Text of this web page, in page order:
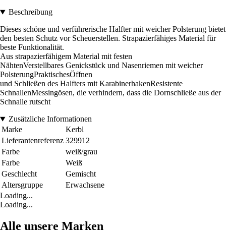
Beschreibung
Dieses schöne und verführerische Halfter mit weicher Polsterung bietet
den besten Schutz vor Scheuerstellen. Strapazierfähiges Material für
beste Funktionalität.
Aus strapazierfähigem Material mit festen
NähtenVerstellbares Genickstück und Nasenriemen mit weicher
PolsterungPraktischesÖffnen
und Schließen des Halfters mit KarabinerhakenResistente
SchnallenMessingösen, die verhindern, dass die Dornschließe aus der
Schnalle rutscht
Zusätzliche Informationen
Marke
Kerbl
Lieferantenreferenz 329912
Farbe
weiß/grau
Farbe
Weiß
Geschlecht
Gemischt
Altersgruppe
Erwachsene
Loading...
Loading...
Alle unsere Marken